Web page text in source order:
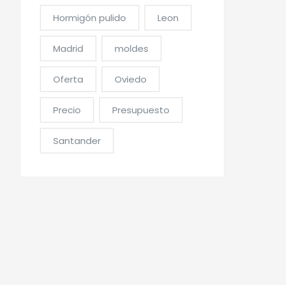
Hormigón pulido Leon
Madrid moldes
Oferta Oviedo
Precio Presupuesto
Santander